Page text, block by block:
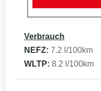
Verbrauch
NEFZ: 7.2 l/100km
WLTP: 8.2 l/100km